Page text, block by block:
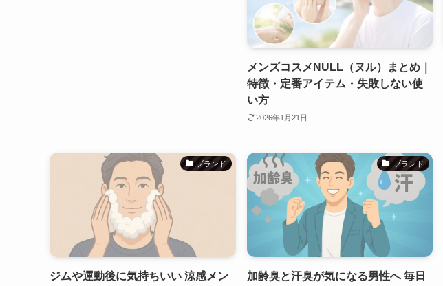
メンズコスメNULL（ヌル）まとめ｜
特徴・定番アイテム・失敗しない使
い方
2026年1月21日
ブランド
ジムや運動後に気持ちいい 涼感メン
ブランド
加齢臭と汗臭が気になる男性へ 毎日